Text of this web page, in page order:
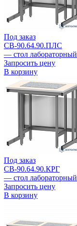
Под заказ
СВ-90.64.90.ПЛС
— стол
Запросить цену
В корзину
Под заказ
СВ-90.64.90.КРГ
— стол
Запросить цену
В корзину